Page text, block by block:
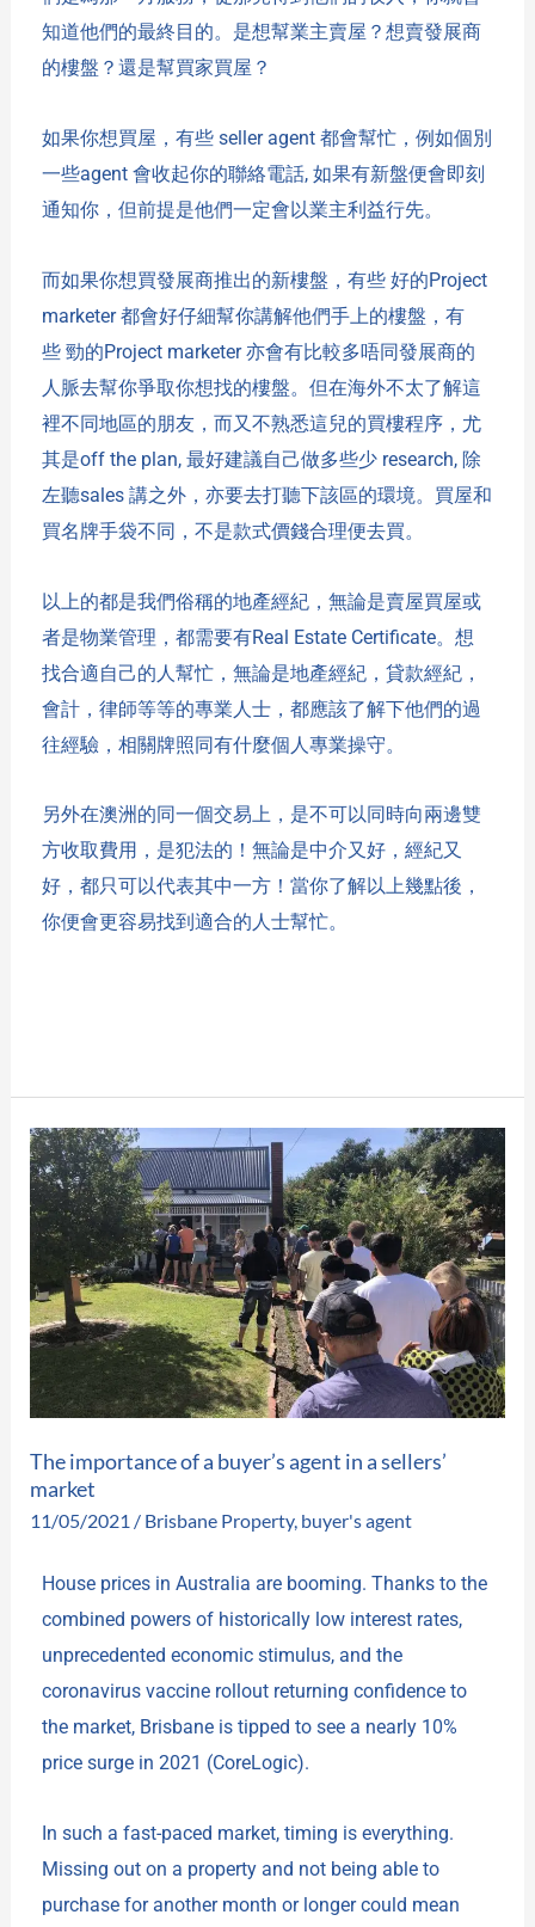
知道他們的最終目的。是想幫業主賣屋？想賣發展商
的樓盤？還是幫買家買屋？
如果你想買屋，有些 seller agent都會幫忙，例如個別
一些agent會收起你的聯絡電話,如果有新盤便會即刻
通知你，但前提是他們一定會以業主利益行先。
而如果你想買發展商推出的新樓盤，有些 好的Project
marketer都會好仔細幫你講解他們手上的樓盤，有
些 勁的Project marketer亦會有比較多唔同發展商的
人脈去幫你爭取你想找的樓盤。但在海外不太了解這
裡不同地區的朋友，而又不熟悉這兒的買樓程序，尤
其是off the plan,最好建議自己做多些少 research, 除
左聽sales講之外，亦要去打聽下該區的環境。買屋和
買名牌手袋不同，不是款式價錢合理便去買。
以上的都是我們俗稱的地產經紀，無論是賣屋買屋或
者是物業管理，都需要有Real Estate Certificate。想
找合適自己的人幫忙，無論是地產經紀，貸款經紀，
會計，律師等等的專業人士，都應該了解下他們的過
往經驗，相關牌照同有什麼個人專業操守。
另外在澳洲的同一個交易上，是不可以同時向兩邊雙
方收取費用，是犯法的！無論是中介又好，經紀又
好，都只可以代表其中一方！當你了解以上幾點後，
你便會更容易找到適合的人士幫忙。
The importance of a buyer’s agent in a sellers’
market
11/05/2021 / Brisbane Property, buyer's agent
House prices in Australia are booming. Thanks to the
combined powers of historically low interest rates,
unprecedented economic stimulus, and the
coronavirus vaccine rollout returning confidence to
the market, Brisbane is tipped to see a nearly 10%
price surge in 2021 (CoreLogic).
In such a fast-paced market, timing is everything.
Missing out on a property and not being able to
purchase for another month or longer could mean
The
importance
of
a
buyer’s
agent
in
a
market